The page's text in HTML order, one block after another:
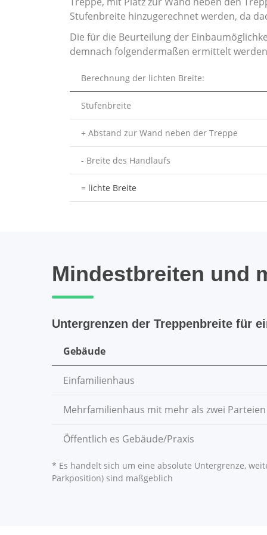
Stufenbreite hinzugerechnet werden, da
Die für die Beurteilung der
demnach folgendermaßen ermittelt
Berechnung der lichten Breite:
Stufenbreite
+ Abstand zur Wand neben der Treppe
- Breite des Handlaufs
= lichte Breite
Mindestbreiten und
Untergrenzen der Treppenbreite für
Gebäude
Einfamilienhaus
Mehrfamilienhaus mit mehr als zwei Parteien
Öffentlich es Gebäude/Praxis
* Es handelt sich um eine absolute Untergrenze,
Parkposition) sind maßgeblich